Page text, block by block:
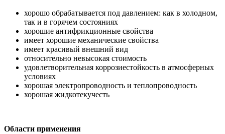
хорошо обрабатывается под давлением: как в холодном,
так и в горячем состояниях
хорошие антифрикционные свойства
имеет хорошие механические свойства
имеет красивый внешний вид
относительно невысокая стоимость
удовлетворительная коррозиестойкость в атмосферных
условиях
хорошая электропроводность и теплопроводность
хорошая жидкотекучесть
Области применения